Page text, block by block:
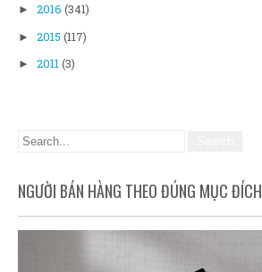
► 2016 (341)
► 2015 (117)
► 2011(3)
NGƯỜI BÁN HÀNG THEO ĐÚNG MỤC ĐÍCH